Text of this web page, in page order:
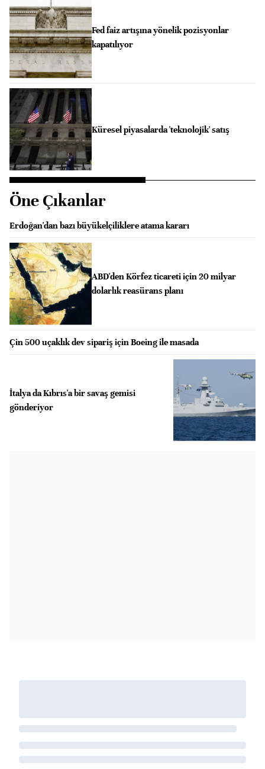
Fed faiz artışına yönelik pozisyonlar
kapatılıyor
Küresel piyasalarda 'teknolojik' satış
Öne Çıkanlar
Erdoğan'dan bazı büyükelçiliklere atama kararı
ABD'den Körfez ticareti için 20 milyar
dolarlık reasürans planı
Çin 500 uçaklık dev sipariş için Boeing ile masada
İtalya da Kıbrıs'a bir savaş gemisi
gönderiyor